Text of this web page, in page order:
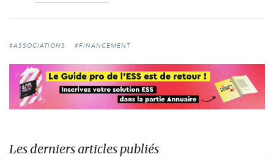
#ASSOCIATIONS #FINANCEMENT
Les derniers articles publiés